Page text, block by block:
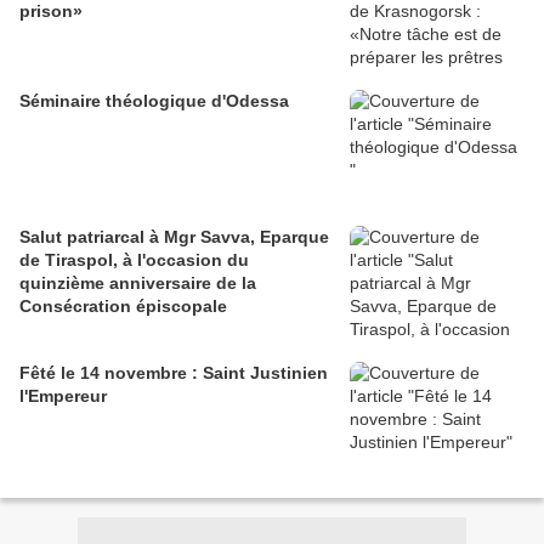
prison»
Séminaire théologique d'Odessa
Salut patriarcal à Mgr Savva, Eparque
de Tiraspol, à l'occasion du
quinzième anniversaire de la
Consécration épiscopale
Fêté le 14 novembre : Saint Justinien
l'Empereur